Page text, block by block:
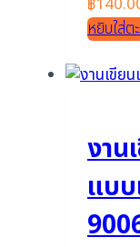
หยิบใส่ต
งาน
แบบ